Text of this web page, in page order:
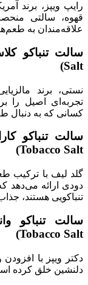
رایپ ویپز، برند
قهوه، سالتی
علاقه‌مندان به
Salt)
نستی، برند
تجربه‌ای اصیل را
کسانی که به دنبال
Tobacco Salt)
گلد لیف با ترکیب
دودی ارائه می‌دهد
تنباکویی هستند،
Tobacco Salt)
دکتر ویپز با
دلنشین خلق کرده